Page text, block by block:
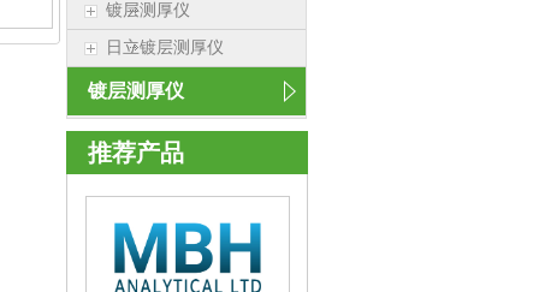
镀层测厚仪
日立镀层测厚仪
镀层测厚仪
推荐产品